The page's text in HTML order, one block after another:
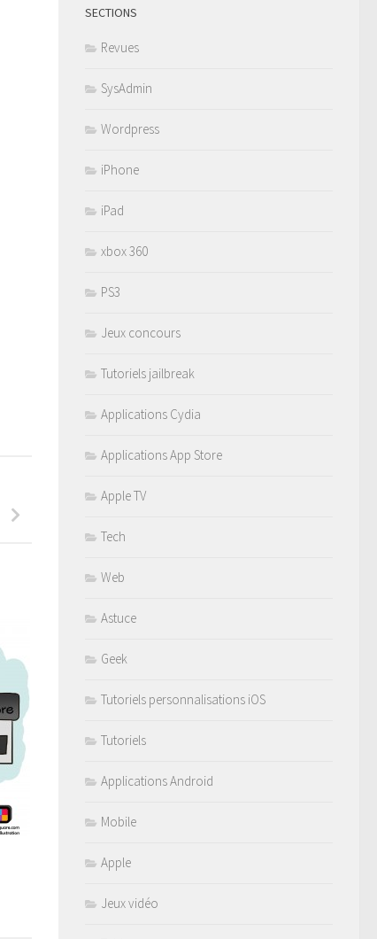
SECTIONS
Revues
SysAdmin
Wordpress
iPhone
iPad
xbox 360
PS3
Jeux concours
Tutoriels jailbreak
Applications Cydia
Applications App Store
Apple TV
Tech
Web
Astuce
Geek
Tutoriels personnalisations iOS
Tutoriels
Applications Android
Mobile
Apple
Jeux vidéo